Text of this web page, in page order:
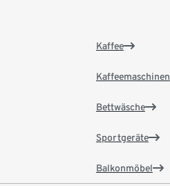
Kaffee
Kaffeemaschinen
Bettwäsche
Sportgeräte
Balkonmöbel